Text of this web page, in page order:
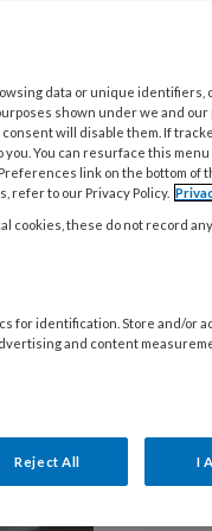
hun
data or unique identifiers,
shown under we and
will disable them. If
You can resurface this
link on the bottom of
refer to our Privacy Policy.
cookies, these do not record
for identification. Store and/or
and content
Reject All I